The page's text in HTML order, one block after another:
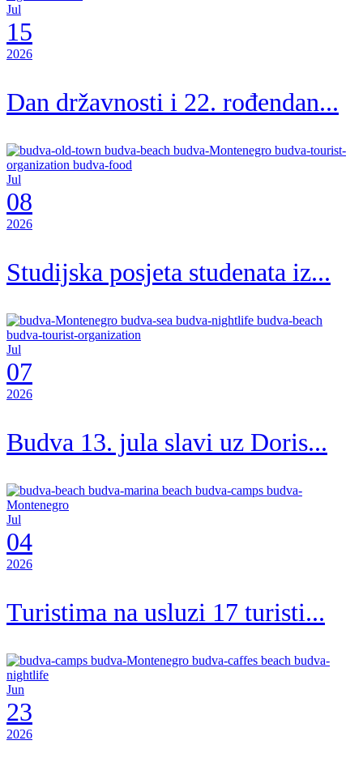
Jul
15
2026
Dan državnosti i 22. rođendan...
Jul
08
2026
Studijska posjeta studenata iz...
Jul
07
2026
Budva 13. jula slavi uz Doris...
Jul
04
2026
Turistima na usluzi 17 turisti...
Jun
23
2026